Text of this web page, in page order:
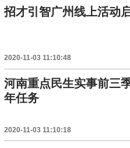
招才引智广州线上活动
2020-11-03 11:10:48
河南重点民生实事前三
年任务
2020-11-03 11:10:18